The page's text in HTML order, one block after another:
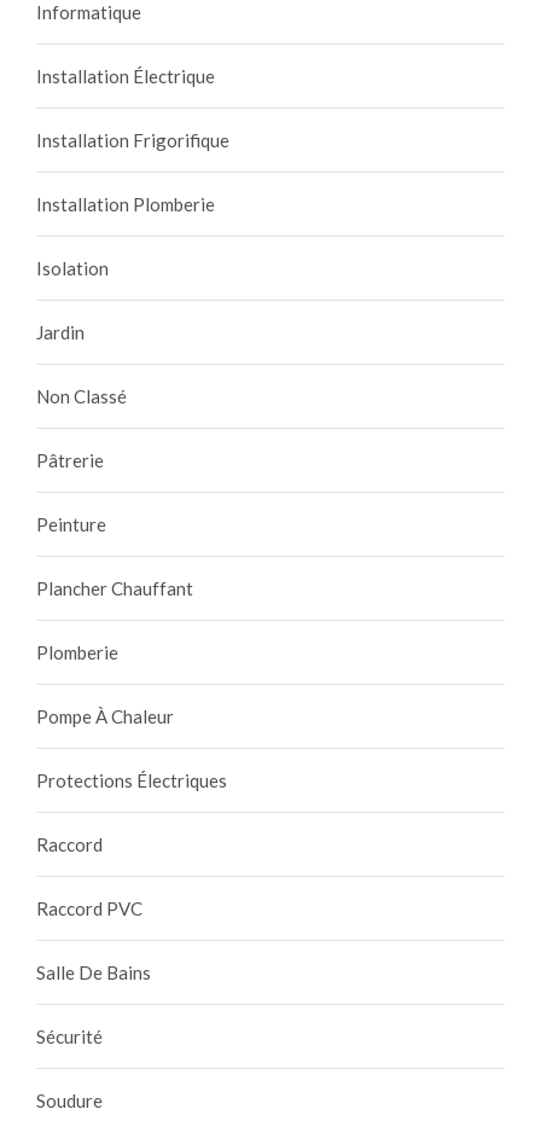
Informatique
Installation Électrique
Installation Frigorifique
Installation Plomberie
Isolation
Jardin
Non Classé
Pâtrerie
Peinture
Plancher Chauffant
Plomberie
Pompe À Chaleur
Protections Électriques
Raccord
Raccord PVC
Salle De Bains
Sécurité
Soudure